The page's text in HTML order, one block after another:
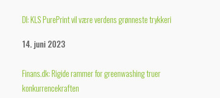
DI: KLS PurePrint vil være verdens grønneste trykkeri
14. juni 2023
Finans.dk: Rigide rammer for greenwashing truer
konkurrencekraften